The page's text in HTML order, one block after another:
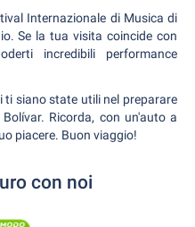
Internazionale di Musica di
Se la tua visita coincide con
incredibili performance
ti siano state utili nel preparare
Ricorda, con un'auto a
piacere. Buon viaggio!
con noi